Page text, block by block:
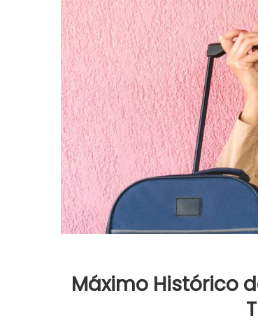
Máximo Histórico